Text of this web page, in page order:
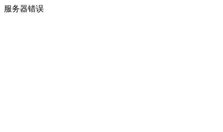
服务器错误